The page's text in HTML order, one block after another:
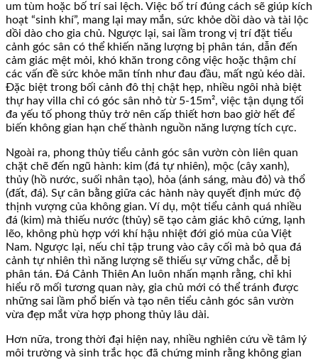
um tùm hoặc bố trí sai lệch. Việc bố trí đúng cách sẽ giúp kích
hoạt “sinh khí”, mang lại may mắn, sức khỏe dồi dào và tài lộc
dồi dào cho gia chủ. Ngược lại, sai lầm trong vị trí đặt tiểu
cảnh góc sân có thể khiến năng lượng bị phân tán, dẫn đến
cảm giác mệt mỏi, khó khăn trong công việc hoặc thậm chí
các vấn đề sức khỏe mãn tính như đau đầu, mất ngủ kéo dài.
Đặc biệt trong bối cảnh đô thị chật hẹp, nhiều ngôi nhà biệt
thự hay villa chỉ có góc sân nhỏ từ 5-15m², việc tận dụng tối
đa yếu tố phong thủy trở nên cấp thiết hơn bao giờ hết để
biến không gian hạn chế thành nguồn năng lượng tích cực.
Ngoài ra, phong thủy tiểu cảnh góc sân vườn còn liên quan
chặt chẽ đến ngũ hành: kim (đá tự nhiên), mộc (cây xanh),
thủy (hồ nước, suối nhân tạo), hỏa (ánh sáng, màu đỏ) và thổ
(đất, đá). Sự cân bằng giữa các hành này quyết định mức độ
thịnh vượng của không gian. Ví dụ, một tiểu cảnh quá nhiều
đá (kim) mà thiếu nước (thủy) sẽ tạo cảm giác khô cứng, lạnh
lẽo, không phù hợp với khí hậu nhiệt đới gió mùa của Việt
Nam. Ngược lại, nếu chỉ tập trung vào cây cối mà bỏ qua đá
cảnh tự nhiên thì năng lượng sẽ thiếu sự vững chắc, dễ bị
phân tán. Đá Cảnh Thiên An luôn nhấn mạnh rằng, chỉ khi
hiểu rõ mối tương quan này, gia chủ mới có thể tránh được
những sai lầm phổ biến và tạo nên tiểu cảnh góc sân vườn
vừa đẹp mắt vừa hợp phong thủy lâu dài.
Hơn nữa, trong thời đại hiện nay, nhiều nghiên cứu về tâm lý
môi trường và sinh trắc học đã chứng minh rằng không gian